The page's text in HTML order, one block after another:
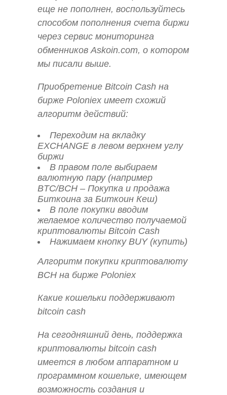
еще не пополнен, воспользуйтесь
способом пополнения счета биржи
через сервис мониторинга
обменников Askoin.com, о котором
мы писали выше.
Приобретение Bitcoin Cash на
бирже Poloniex имеет схожий
алгоритм действий:
Переходим на вкладку
EXCHANGE в левом верхнем углу
биржи
В правом поле выбираем
валютную пару (например
BTC/BCH – Покупка и продажа
Биткоина за Биткоин Кеш)
В поле покупки вводим
желаемое количество получаемой
криптовалюты Bitcoin Cash
Нажимаем кнопку BUY (купить)
Алгоритм покупки криптовалюту
BCH на бирже Poloniex
Какие кошельки поддерживают
bitcoin cash
На сегодняшний день, поддержка
криптовалюты bitcoin cash
имеется в любом аппаратном и
программном кошельке, имеющем
возможность создания и